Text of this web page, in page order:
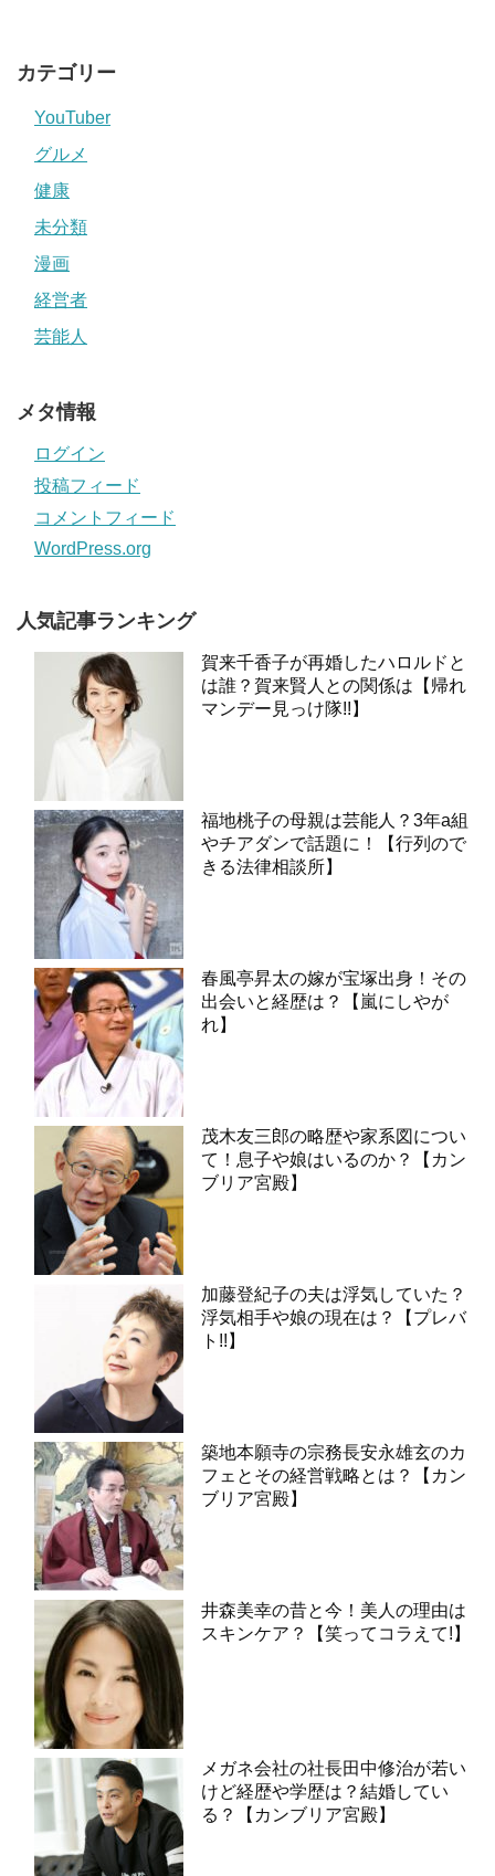
カテゴリー
YouTuber
グルメ
健康
未分類
漫画
経営者
芸能人
メタ情報
ログイン
投稿フィード
コメントフィード
WordPress.org
人気記事ランキング
賀来千香子が再婚したハロルドと
は誰？賀来賢人との関係は【帰れ
マンデー見っけ隊!!】
福地桃子の母親は芸能人？3年a組
やチアダンで話題に！【行列ので
きる法律相談所】
春風亭昇太の嫁が宝塚出身！その
出会いと経歴は？【嵐にしやが
れ】
茂木友三郎の略歴や家系図につい
て！息子や娘はいるのか？【カン
ブリア宮殿】
加藤登紀子の夫は浮気していた？
浮気相手や娘の現在は？【プレバ
ト!!】
築地本願寺の宗務長安永雄玄のカ
フェとその経営戦略とは？【カン
ブリア宮殿】
井森美幸の昔と今！美人の理由は
スキンケア？【笑ってコラえて!】
メガネ会社の社長田中修治が若い
けど経歴や学歴は？結婚してい
る？【カンブリア宮殿】